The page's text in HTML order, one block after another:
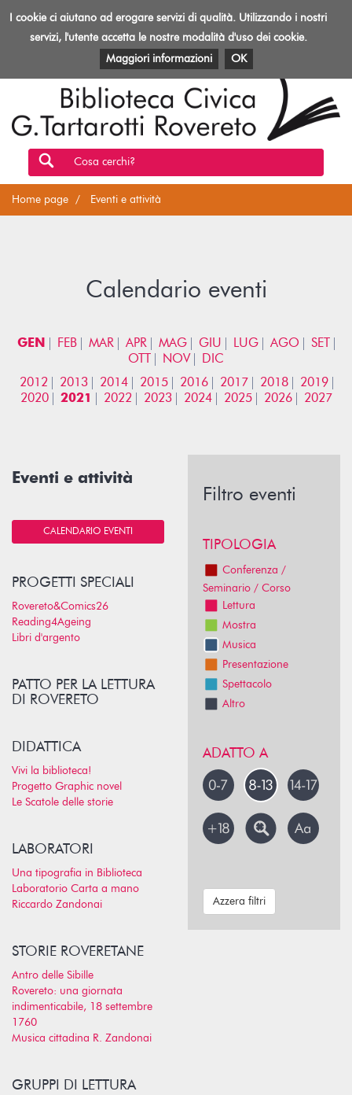
Toggle
Biblioteca
Rovereto
EVENTI E ATTIVITÀ PATRIMONIO E RISORSE
Cosa cerchi?
Home page Eventi e attività
Calendario eventi
GEN FEB MAR APR MAG GIU LUG AGO
SET
OTT
NOV
DIC
2012
2013 2014 2015 2016 2017 2018
2019
2020
2021 2022 2023 2024 2025 2026 2027
Eventi e attività
CALENDARIO EVENTI
PROGETTI SPECIALI
Rovereto&Comics26
Reading4Ageing
Libri d'argento
PATTO PER LA LETTURA
DI ROVERETO
DIDATTICA
Vivi la biblioteca!
Progetto Graphic novel
Le Scatole delle storie
LABORATORI
Una tipografia in Biblioteca
Laboratorio Carta a mano
Riccardo Zandonai
STORIE ROVERETANE
Antro delle Sibille
Rovereto: una giornata
indimenticabile, 18 settembre
1760
Musica cittadina R. Zandonai
GRUPPI DI LETTURA
Filtro eventi
TIPOLOGIA
Conferenza /
Seminario / Corso
Lettura
Mostra
Musica
Presentazione
Spettacolo
Altro
ADATTO A
Azzera filtri
I cookie ci aiutano ad erogare servizi di qualità. Utilizzando i nostri
servizi, l'utente accetta le nostre modalità d'uso dei cookie.
Maggiori informazioni
OK